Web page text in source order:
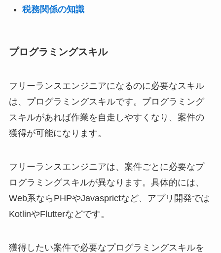
税務関係の知識
プログラミングスキル
フリーランスエンジニアになるのに必要なスキル
は、プログラミングスキルです。プログラミング
スキルがあれば作業を自走しやすくなり、案件の
獲得が可能になります。
フリーランスエンジニアは、案件ごとに必要なプ
ログラミングスキルが異なります。具体的には、
Web系ならPHPやJavasprictなど、アプリ開発では
KotlinやFlutterなどです。
獲得したい案件で必要なプログラミングスキルを